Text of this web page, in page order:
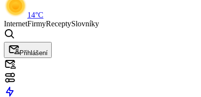
14°C
InternetFirmyReceptySlovníky
Přihlášení